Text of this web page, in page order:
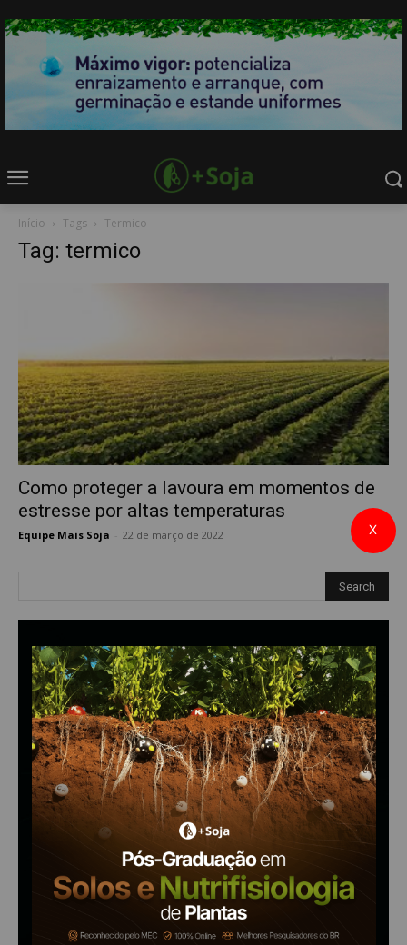
Início Tags Termico
Tag: termico
Como proteger a lavoura em momentos de
estresse por altas temperaturas
Equipe Mais Soja 22 de março de 2022 X